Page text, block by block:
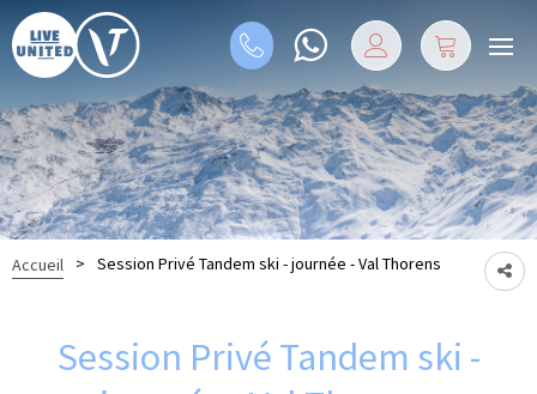
Accueil > Session Privé Tandem ski - journée - Val Thorens
Session Privé Tandem ski -